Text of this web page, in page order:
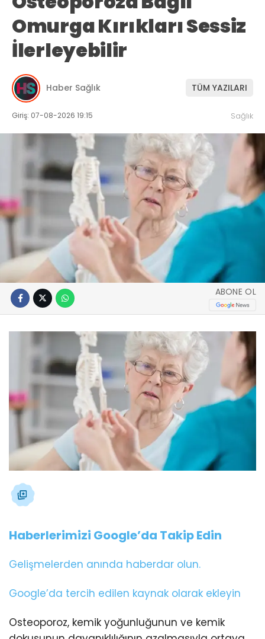
Omurga Kırıkları Sessiz
İlerleyebilir
Haber Sağlık TÜM YAZILARI
Giriş: 07-08-2026 19:15 Sağlık
ABONE OL
Haberlerimizi Google’da Takip Edin
Gelişmelerden anında haberdar olun.
Google’da tercih edilen kaynak olarak ekleyin
Osteoporoz, kemik yoğunluğunun ve kemik